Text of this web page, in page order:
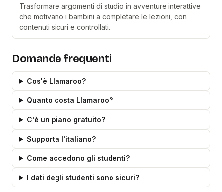
Trasformare argomenti di studio in avventure interattive
che motivano i bambini a completare le lezioni, con
contenuti sicuri e controllati.
Domande frequenti
Cos'è Llamaroo?
Quanto costa Llamaroo?
C'è un piano gratuito?
Supporta l'italiano?
Come accedono gli studenti?
I dati degli studenti sono sicuri?